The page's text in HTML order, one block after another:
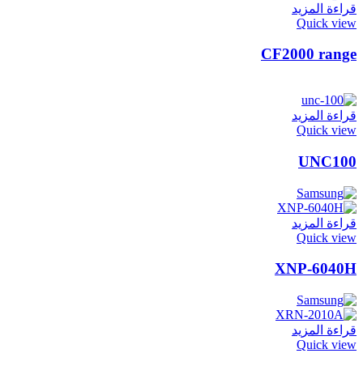
قراءة المزيد
Quick view
CF2000 range
قراءة المزيد
Quick view
UNC100
قراءة المزيد
Quick view
XNP-6040H
قراءة المزيد
Quick view